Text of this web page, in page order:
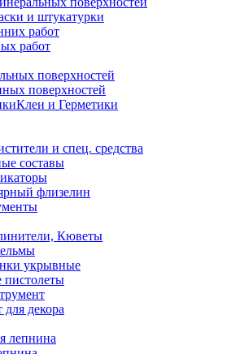
и штукатурки
работ
работ
поверхностей
поверхностей
Клеи и Герметики
и спец. средства
составы
флизелин
Кюветы
укрывные
декора
лепнина